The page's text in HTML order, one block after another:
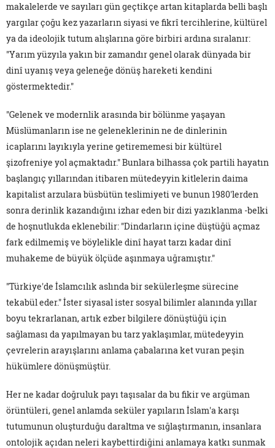
makalelerde ve sayıları gün geçtikçe artan kitaplarda belli başlı
yargılar çoğu kez yazarların siyasi ve fikrî tercihlerine, kültürel
ya da ideolojik tutum alışlarına göre birbiri ardına sıralanır:
"Yarım yüzyıla yakın bir zamandır genel olarak dünyada bir
dinî uyanış veya geleneğe dönüş hareketi kendini
göstermektedir."
"Gelenek ve modernlik arasında bir bölünme yaşayan
Müslümanların ise ne geleneklerinin ne de dinlerinin
icaplarını layıkıyla yerine getirememesi bir kültürel
şizofreniye yol açmaktadır." Bunlara bilhassa çok partili hayatın
başlangıç yıllarından itibaren mütedeyyin kitlelerin daima
kapitalist arzulara büsbütün teslimiyeti ve bunun 1980'lerden
sonra derinlik kazandığını izhar eden bir dizi yazıklanma -belki
de hoşnutlukda eklenebilir: "Dindarların içine düştüğü açmaz
fark edilmemiş ve böylelikle dinî hayat tarzı kadar dinî
muhakeme de büyük ölçüde aşınmaya uğramıştır."
"Türkiye'de İslamcılık aslında bir sekülerleşme sürecine
tekabül eder." İster siyasal ister sosyal bilimler alanında yıllar
boyu tekrarlanan, artık ezber bilgilere dönüştüğü için
sağlaması da yapılmayan bu tarz yaklaşımlar, mütedeyyin
çevrelerin arayışlarını anlama çabalarına ket vuran peşin
hükümlere dönüşmüştür.
Her ne kadar doğruluk payı taşısalar da bu fikir ve argüman
örüntüleri, genel anlamda seküler yapıların İslam'a karşı
tutumunun oluşturduğu daraltma ve sığlaştırmanın, insanlara
ontolojik açıdan neleri kaybettirdiğini anlamaya katkı sunmak